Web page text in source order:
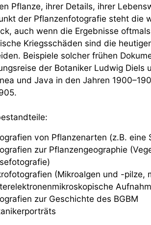
Pflanze, ihrer Details, ihrer
der Pflanzenfotografie steht die
auch wenn die Ergebnisse
Kriegsschäden sind die
Beispiele solcher frühen
der Botaniker Ludwig Diels
und Java in den Jahren
von Pflanzenarten (z.B.
zur Pflanzengeographie
(Mikroalgen und -pilze,
zur Geschichte des BGBM